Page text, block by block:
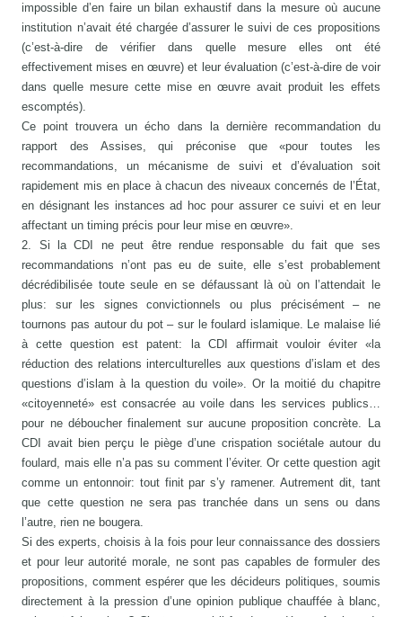
impossible d’en faire un bilan exhaustif dans la mesure où aucune
institution n’avait été chargée d’assurer le suivi de ces propositions
(c’est-à-dire de vérifier dans quelle mesure elles ont été
effectivement mises en œuvre) et leur évaluation (c’est-à-dire de voir
dans quelle mesure cette mise en œuvre avait produit les effets
escomptés).
Ce point trouvera un écho dans la dernière recommandation du
rapport des Assises, qui préconise que «pour toutes les
recommandations, un mécanisme de suivi et d’évaluation soit
rapidement mis en place à chacun des niveaux concernés de l’État,
en désignant les instances ad hoc pour assurer ce suivi et en leur
affectant un timing précis pour leur mise en œuvre».
2. Si la CDI ne peut être rendue responsable du fait que ses
recommandations n’ont pas eu de suite, elle s’est probablement
décrédibilisée toute seule en se défaussant là où on l’attendait le
plus: sur les signes convictionnels ou plus précisément – ne
tournons pas autour du pot – sur le foulard islamique. Le malaise lié
à cette question est patent: la CDI affirmait vouloir éviter «la
réduction des relations interculturelles aux questions d’islam et des
questions d’islam à la question du voile». Or la moitié du chapitre
«citoyenneté» est consacrée au voile dans les services publics…
pour ne déboucher finalement sur aucune proposition concrète. La
CDI avait bien perçu le piège d’une crispation sociétale autour du
foulard, mais elle n’a pas su comment l’éviter. Or cette question agit
comme un entonnoir: tout finit par s’y ramener. Autrement dit, tant
que cette question ne sera pas tranchée dans un sens ou dans
l’autre, rien ne bougera.
Si des experts, choisis à la fois pour leur connaissance des dossiers
et pour leur autorité morale, ne sont pas capables de formuler des
propositions, comment espérer que les décideurs politiques, soumis
directement à la pression d’une opinion publique chauffée à blanc,